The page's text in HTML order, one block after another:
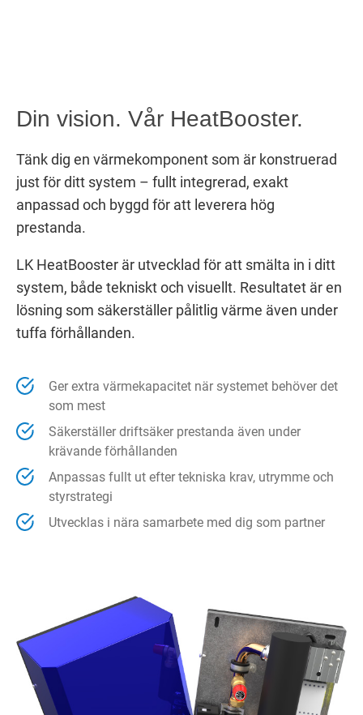
Din vision. Vår HeatBooster.
Tänk dig en värmekomponent som är konstruerad
just för ditt system – fullt integrerad, exakt
anpassad och byggd för att leverera hög
prestanda.
LK HeatBooster är utvecklad för att smälta in i ditt
system, både tekniskt och visuellt. Resultatet är en
lösning som säkerställer pålitlig värme även under
tuffa förhållanden.
Ger extra värmekapacitet när systemet behöver det
som mest
Säkerställer driftsäker prestanda även under
krävande förhållanden
Anpassas fullt ut efter tekniska krav, utrymme och
styrstrategi
Utvecklas i nära samarbete med dig som partner